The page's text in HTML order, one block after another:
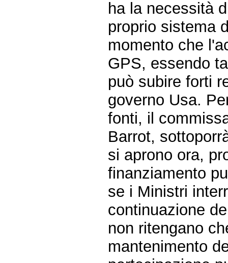
ha la necessità
proprio sistema
momento che
GPS, essendo
può subire forti
governo Usa.
fonti, il
Barrot,
si aprono ora,
finanziamento
se i Ministri
continuazione
non ritengano
mantenimento